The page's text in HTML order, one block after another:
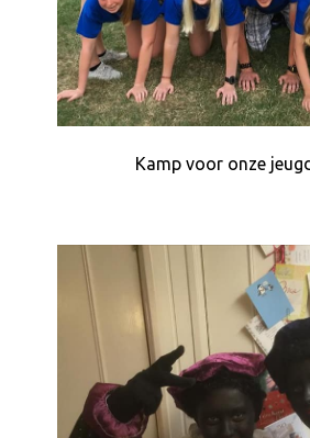
Kamp voor onze